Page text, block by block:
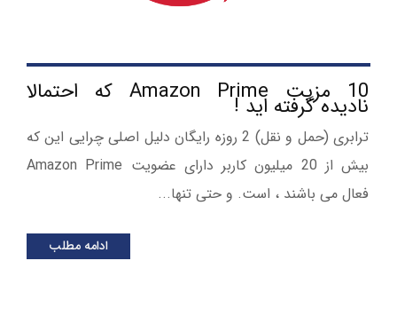
10 مزیت Amazon Prime که احتمالا نادیده گرفته اید !
ترابری (حمل و نقل) 2 روزه رایگان دلیل اصلی چرایی این که
بیش از 20 میلیون کاربر دارای عضویت Amazon Prime
فعال می باشند ، است. و حتی تنها...
ادامه مطلب